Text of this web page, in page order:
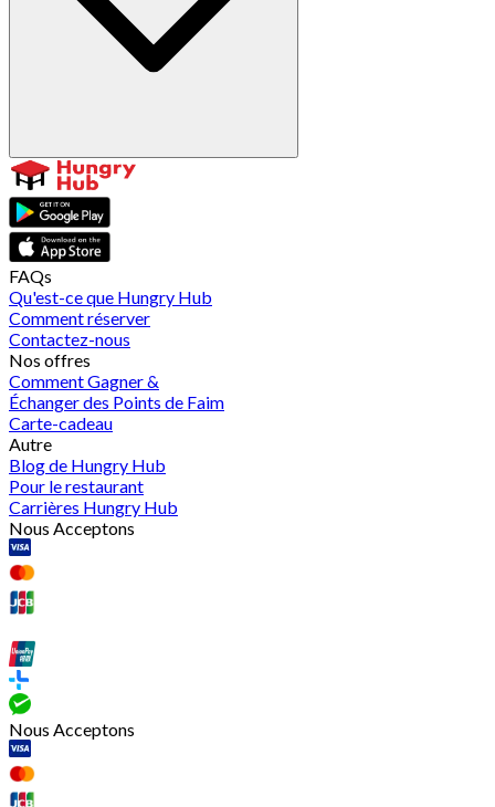
FAQs
Qu'est-ce que Hungry Hub
Comment réserver
Contactez-nous
Nos offres
Comment Gagner &
Échanger des Points de Faim
Carte-cadeau
Autre
Blog de Hungry Hub
Pour le restaurant
Carrières Hungry Hub
Nous Acceptons
Nous Acceptons